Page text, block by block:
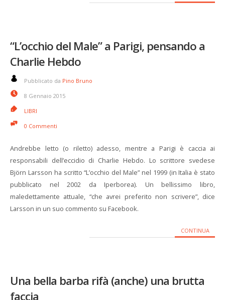
“L’occhio del Male” a Parigi, pensando a
Charlie Hebdo
Pubblicato da Pino Bruno
8 Gennaio 2015
LIBRI
0 Commenti
Andrebbe letto (o riletto) adesso, mentre a Parigi è caccia ai
responsabili dell’eccidio di Charlie Hebdo. Lo scrittore svedese
Björn Larsson ha scritto “L’occhio del Male” nel 1999 (in Italia è stato
pubblicato nel 2002 da Iperborea). Un bellissimo libro,
maledettamente attuale, “che avrei preferito non scrivere”, dice
Larsson in un suo commento su Facebook.
CONTINUA
Una bella barba rifà (anche) una brutta
faccia